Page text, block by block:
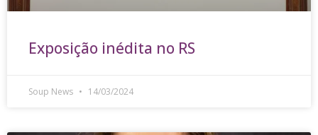
Exposição inédita no RS
Soup News 14/03/2024